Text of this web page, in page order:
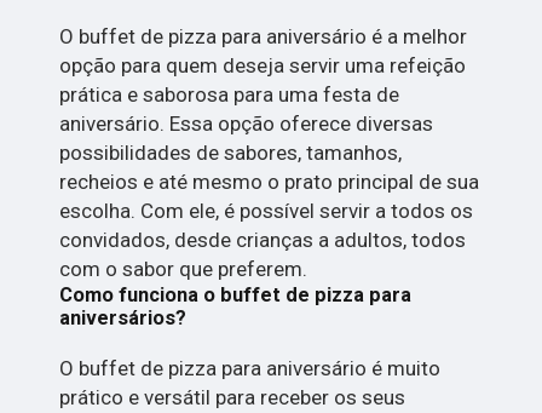
O buffet de pizza para aniversário é a melhor
opção para quem deseja servir uma refeição
prática e saborosa para uma festa de
aniversário. Essa opção oferece diversas
possibilidades de sabores, tamanhos,
recheios e até mesmo o prato principal de sua
escolha. Com ele, é possível servir a todos os
convidados, desde crianças a adultos, todos
com o sabor que preferem.
Como funciona o buffet de pizza para
aniversários?
O buffet de pizza para aniversário é muito
prático e versátil para receber os seus